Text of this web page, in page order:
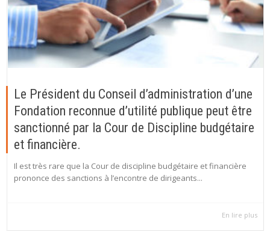
Le Président du Conseil d’administration d’une
Fondation reconnue d’utilité publique peut être
sanctionné par la Cour de Discipline budgétaire
et financière.
Il est très rare que la Cour de discipline budgétaire et financière
prononce des sanctions à l’encontre de dirigeants...
En lire plus